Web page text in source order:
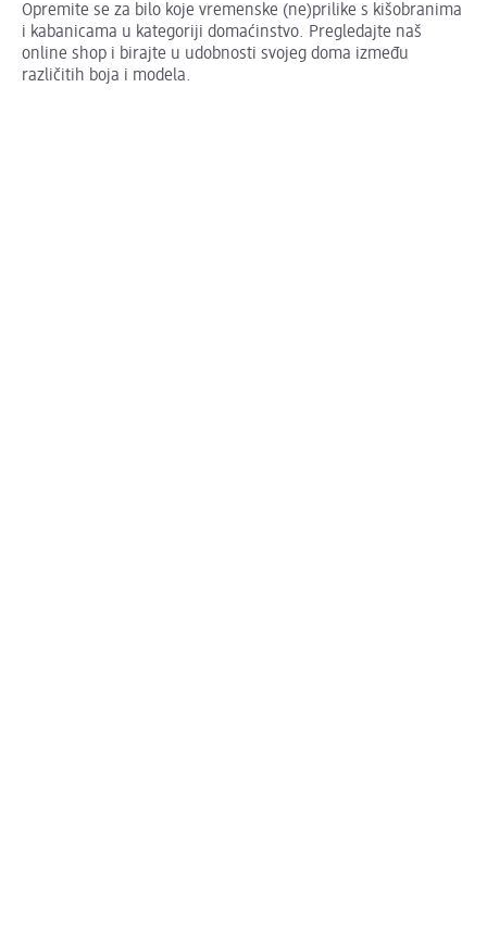
Opremite se za bilo koje vremenske (ne)prilike s kišobranima
i kabanicama u kategoriji domaćinstvo. Pregledajte naš
online shop i birajte u udobnosti svojeg doma između
različitih boja i modela.